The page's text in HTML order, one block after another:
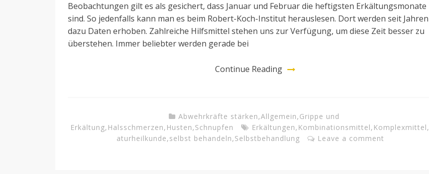
Beobachtungen gilt es als gesichert, dass Januar und Februar die heftigsten Erkältungsmonate
sind. So jedenfalls kann man es beim Robert-Koch-Institut herauslesen. Dort werden seit Jahren
dazu Daten erhoben. Zahlreiche Hilfsmittel stehen uns zur Verfügung, um diese Zeit besser zu
überstehen. Immer beliebter werden gerade bei
Continue Reading
Abwehrkräfte stärken,Allgemein,Grippe und
Erkältung, Halsschmerzen, Husten,Schnupfen Erkältungen, Kombinationsmittel, Komplexmittel,
aturheilkunde,selbst behandeln,Selbstbehandlung Leave a comment